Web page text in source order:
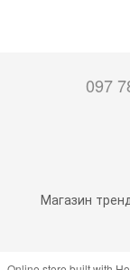
097
Магазин
Online store built with